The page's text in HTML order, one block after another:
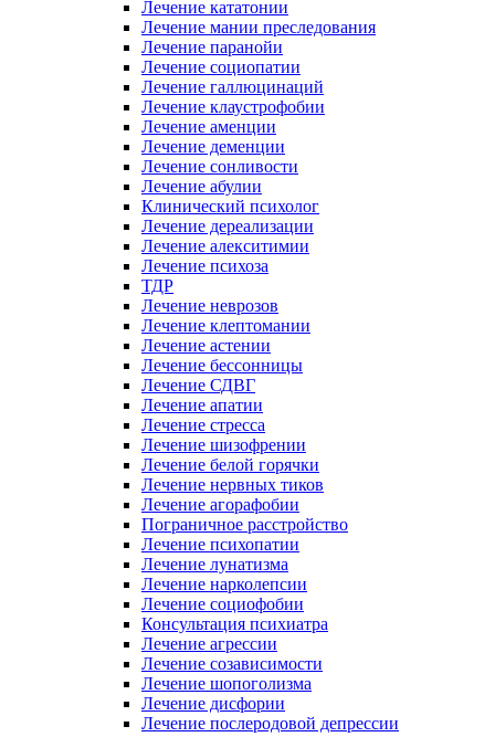
Лечение кататонии
Лечение мании преследования
Лечение паранойи
Лечение социопатии
Лечение галлюцинаций
Лечение клаустрофобии
Лечение аменции
Лечение деменции
Лечение сонливости
Лечение абулии
Клинический психолог
Лечение дереализации
Лечение алекситимии
Лечение психоза
ТДР
Лечение неврозов
Лечение клептомании
Лечение астении
Лечение бессонницы
Лечение СДВГ
Лечение апатии
Лечение стресса
Лечение шизофрении
Лечение белой горячки
Лечение нервных тиков
Лечение агорафобии
Пограничное расстройство
Лечение психопатии
Лечение лунатизма
Лечение нарколепсии
Лечение социофобии
Консультация психиатра
Лечение агрессии
Лечение созависимости
Лечение шопоголизма
Лечение дисфории
Лечение послеродовой депрессии